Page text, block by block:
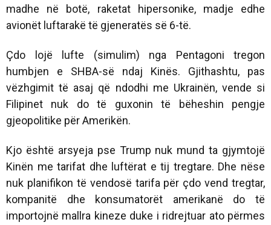
madhe në botë, raketat hipersonike, madje edhe
avionët luftarakë të gjeneratës së 6-të.
Çdo lojë lufte (simulim) nga Pentagoni tregon
humbjen e SHBA-së ndaj Kinës. Gjithashtu, pas
vëzhgimit të asaj që ndodhi me Ukrainën, vende si
Filipinet nuk do të guxonin të bëheshin pengje
gjeopolitike për Amerikën.
Kjo është arsyeja pse Trump nuk mund ta gjymtojë
Kinën me tarifat dhe luftërat e tij tregtare. Dhe nëse
nuk planifikon të vendosë tarifa për çdo vend tregtar,
kompanitë dhe konsumatorët amerikanë do të
importojnë mallra kineze duke i ridrejtuar ato përmes